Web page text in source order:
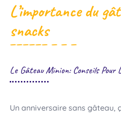
L’importance du
snacks
Le Gâteau Minion: Conseils Pour
Un anniversaire sans gâteau,